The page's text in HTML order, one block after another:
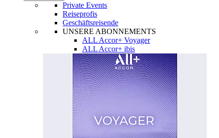
Private Events
Reiseprofis
Geschäftsreisende
UNSERE ABONNEMENTS
ALL Accor+ Voyager
ALL Accor+ ibis